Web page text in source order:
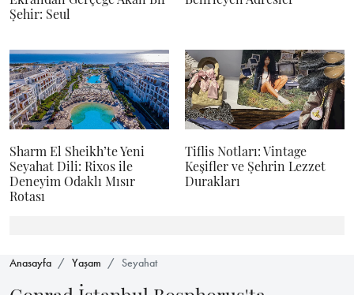
Şehir: Seul
Sharm El Sheikh’te Yeni
Seyahat Dili: Rixos ile
Deneyim Odaklı Mısır
Rotası
Tiflis Notları: Vintage
Keşifler ve Şehrin Lezzet
Durakları
Anasayfa Yaşam Seyahat